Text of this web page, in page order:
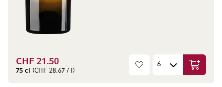
CHF 21.50
75 cl (CHF 28.67 / l)